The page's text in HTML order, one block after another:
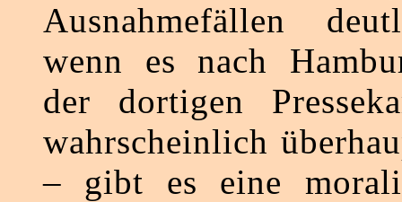
Ausnahmefällen
wenn es nach
der dortigen
wahrscheinlich
– gibt es eine